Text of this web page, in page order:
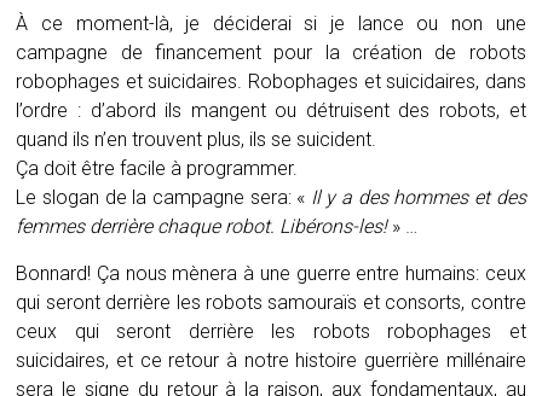
À ce moment-là, je déciderai si je lance ou non une
campagne de financement pour la création de robots
robophages et suicidaires. Robophages et suicidaires, dans
l’ordre : d’abord ils mangent ou détruisent des robots, et
quand ils n’en trouvent plus, ils se suicident.
Ça doit être facile à programmer.
Le slogan de la campagne sera: « Il y a des hommes et des
femmes derrière chaque robot. Libérons-les!» …
Bonnard! Ça nous mènera à une guerre entre humains: ceux
qui seront derrière les robots samouraïs et consorts, contre
ceux qui seront derrière les robots robophages et
suicidaires, et ce retour à notre histoire guerrière millénaire
sera le signe du retour à la raison, aux fondamentaux, au